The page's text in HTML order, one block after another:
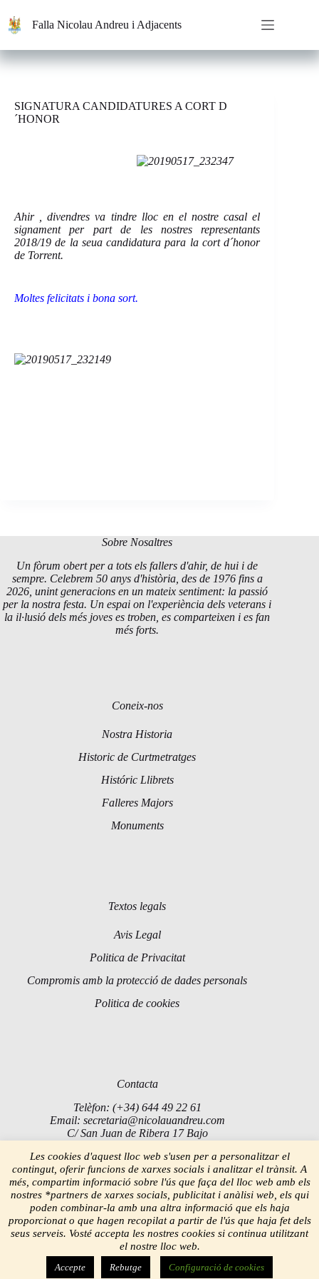
contenido
Falla Nicolau Andreu i Adjacents
SIGNATURA CANDIDATURES A CORT D
´HONOR
Ahir , divendres va tindre lloc en el nostre casal el
signament per part de les nostres representants
2018/19 de la seua candidatura para la cort d´honor
de Torrent.
Moltes felicitats i bona sort.
Sobre Nosaltres
Un fòrum obert per a tots els fallers d'ahir, de hui i de
sempre. Celebrem 50 anys d'història, des de 1976 fins a
2026, unint generacions en un mateix sentiment: la passió
per la nostra festa. Un espai on l'experiència dels veterans i
la il·lusió dels més joves es troben, es comparteixen i es fan
més forts.
Coneix-nos
Nostra Historia
Historic de Curtmetratges
Históric Llibrets
Falleres Majors
Monuments
Textos legals
Avis Legal
Politica de Privacitat
Compromis amb la protecció de dades personals
Politica de cookies
Contacta
Telèfon: (+34) 644 49 22 61
Email: secretaria@nicolauandreu.com
C/ San Juan de Ribera 17 Bajo
Les cookies d'aquest lloc web s'usen per a personalitzar el
contingut, oferir funcions de xarxes socials i analitzar el trànsit. A
més, compartim informació sobre l'ús que faça del lloc web amb els
nostres *partners de xarxes socials, publicitat i anàlisi web, els qui
poden combinar-la amb una altra informació que els haja
proporcionat o que hagen recopilat a partir de l'ús que haja fet dels
seus serveis. Vosté accepta les nostres cookies si continua utilitzant
el nostre lloc web.
Accepte Rebutge Configuració de cookies